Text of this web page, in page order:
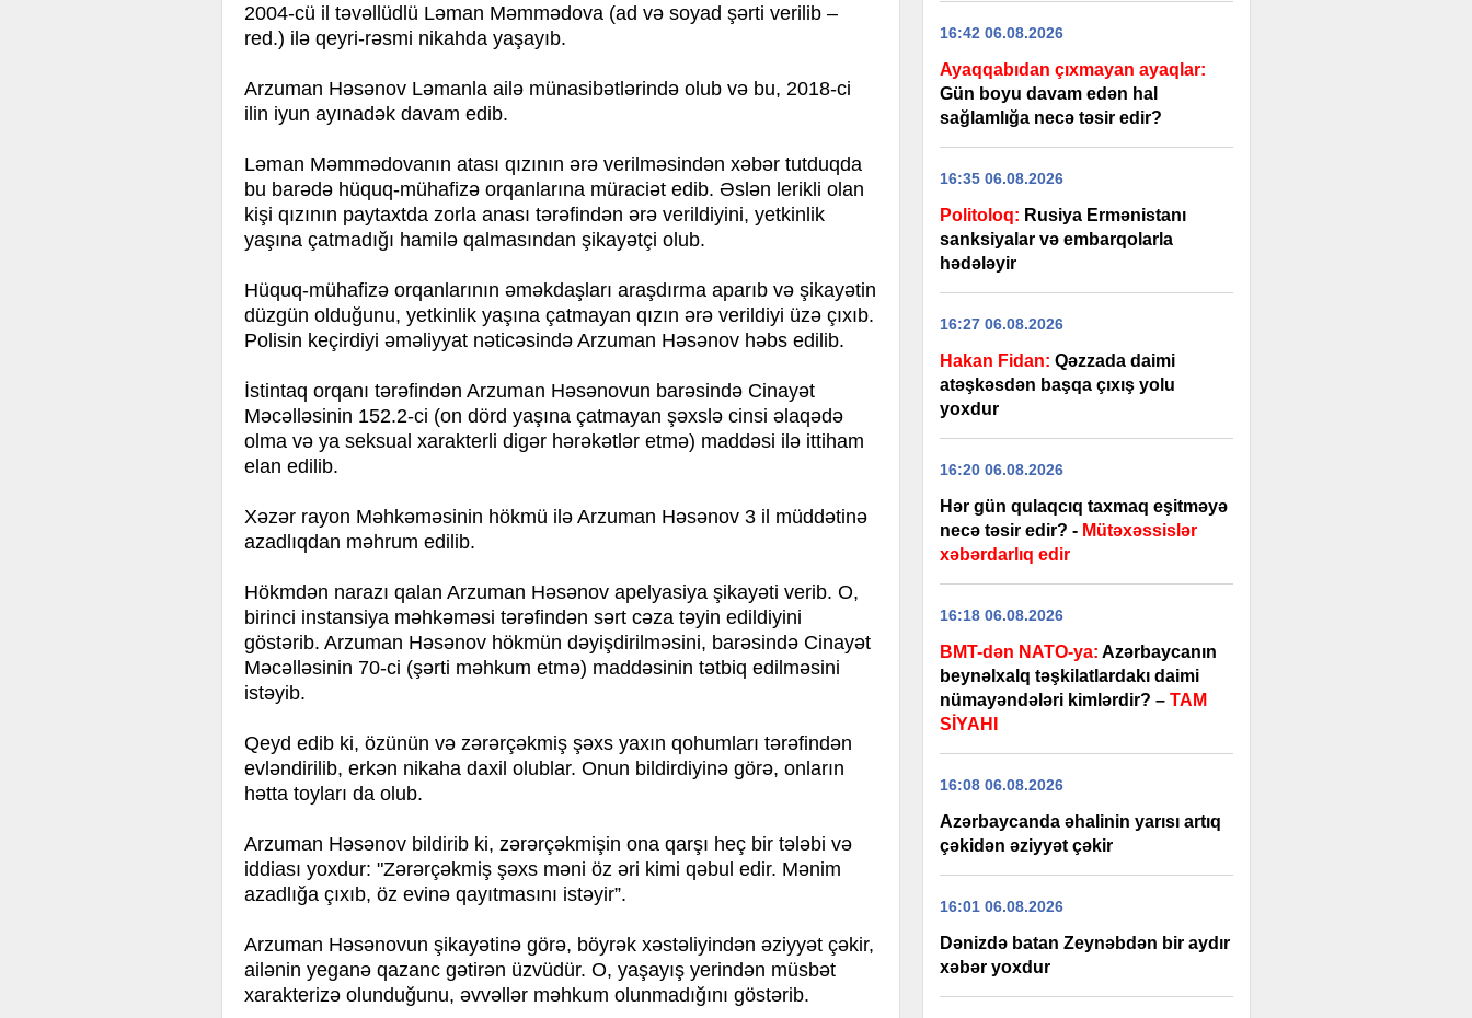
2004-cü il təvəllüdlü Ləman Məmmədova (ad və soyad şərti verilib –
red.) ilə qeyri-rəsmi nikahda yaşayıb.
Arzuman Həsənov Ləmanla ailə münasibətlərində olub və bu, 2018-ci
ilin iyun ayınadək davam edib.
Ləman Məmmədovanın atası qızının ərə verilməsindən xəbər tutduqda
bu barədə hüquq-mühafizə orqanlarına müraciət edib. Əslən lerikli olan
kişi qızının paytaxtda zorla anası tərəfindən ərə verildiyini, yetkinlik
yaşına çatmadığı hamilə qalmasından şikayətçi olub.
Hüquq-mühafizə orqanlarının əməkdaşları araşdırma aparıb və şikayətin
düzgün olduğunu, yetkinlik yaşına çatmayan qızın ərə verildiyi üzə çıxıb.
Polisin keçirdiyi əməliyyat nəticəsində Arzuman Həsənov həbs edilib.
İstintaq orqanı tərəfindən Arzuman Həsənovun barəsində Cinayət
Məcəlləsinin 152.2-ci (on dörd yaşına çatmayan şəxslə cinsi əlaqədə
olma və ya seksual xarakterli digər hərəkətlər etmə) maddəsi ilə ittiham
elan edilib.
Xəzər rayon Məhkəməsinin hökmü ilə Arzuman Həsənov 3 il müddətinə
azadlıqdan məhrum edilib.
Hökmdən narazı qalan Arzuman Həsənov apelyasiya şikayəti verib. O,
birinci instansiya məhkəməsi tərəfindən sərt cəza təyin edildiyini
göstərib. Arzuman Həsənov hökmün dəyişdirilməsini, barəsində Cinayət
Məcəlləsinin 70-ci (şərti məhkum etmə) maddəsinin tətbiq edilməsini
istəyib.
Qeyd edib ki, özünün və zərərçəkmiş şəxs yaxın qohumları tərəfindən
evləndirilib, erkən nikaha daxil olublar. Onun bildirdiyinə görə, onların
hətta toyları da olub.
Arzuman Həsənov bildirib ki, zərərçəkmişin ona qarşı heç bir tələbi və
iddiası yoxdur: "Zərərçəkmiş şəxs məni öz əri kimi qəbul edir. Mənim
azadlığa çıxıb, öz evinə qayıtmasını istəyir”.
Arzuman Həsənovun şikayətinə görə, böyrək xəstəliyindən əziyyət çəkir,
ailənin yeganə qazanc gətirən üzvüdür. O, yaşayış yerindən müsbət
xarakterizə olunduğunu, əvvəllər məhkum olunmadığını göstərib.
16:42 06.08.2026
Ayaqqabıdan çıxmayan ayaqlar:
Gün boyu davam edən hal
sağlamlığa necə təsir edir?
16:35 06.08.2026
Politoloq: Rusiya Ermənistanı
sanksiyalar və embarqolarla
hədələyir
16:27 06.08.2026
Hakan Fidan: Qəzzada daimi
atəşkəsdən başqa çıxış yolu
yoxdur
16:20 06.08.2026
Hər gün qulaqcıq taxmaq eşitməyə
necə təsir edir? - Mütəxəssislər
xəbərdarlıq edir
16:18 06.08.2026
BMT-dən NATO-ya: Azərbaycanın
beynəlxalq təşkilatlardakı daimi
nümayəndələri kimlərdir? – TAM
SİYAHI
16:08 06.08.2026
Azərbaycanda əhalinin yarısı artıq
çəkidən əziyyət çəkir
16:01 06.08.2026
Dənizdə batan Zeynəbdən bir aydır
xəbər yoxdur